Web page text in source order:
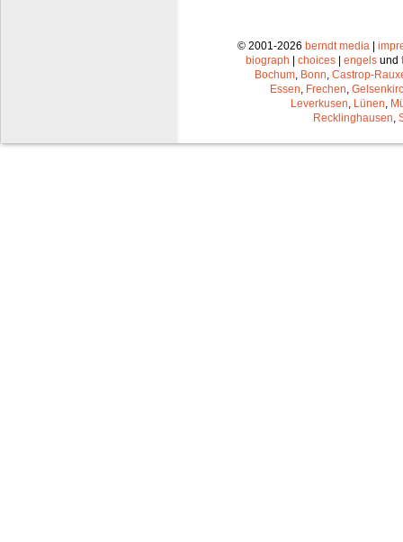
© 2001-2026 berndt media|
biograph
choices engels und
Bochum, Bonn, Castrop-
Essen, Frechen,
Leverkusen, Lünen,
Recklinghausen,